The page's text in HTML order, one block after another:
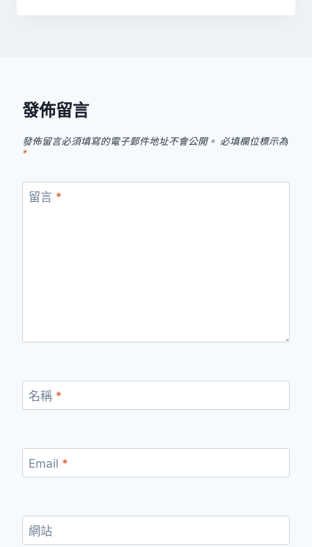
發佈留言
發佈留言必須填寫的電子郵件地址不會公開。 必填欄位標示為
*
留言 *
名稱 *
Email *
網站